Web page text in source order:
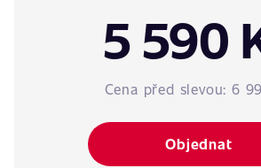
5 590
Cena před slevou: 6
Objednat